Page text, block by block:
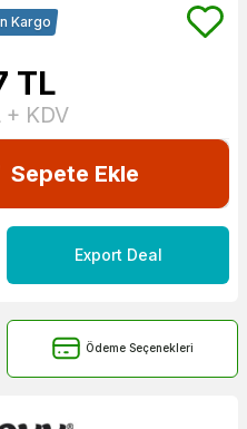
Kargo
TL
+ KDV
Sepete Ekle
Export Deal
Ödeme Seçenekleri